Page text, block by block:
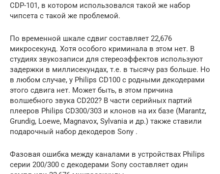
CDP-101, в котором использовался такой же набор
чипсета с такой же проблемой.
По временной шкале сдвиг составляет 22,676
микросекунд. Хотя особого криминала в этом нет. В
студиях звукозаписи для стереоэффектов используют
задержки в миллисекундах, т.е. в тысячу раз больше. Но
в любом случае, у Philips CD100 с родными декодерами
этого сдвига нет. Может быть, в этом причина
волшебного звука CD202? В части серийных партий
плееров Philips CD300/303 и клонов на их базе (Marantz,
Grundig, Loewe, Magnavox, Sylvania и др.) также ставили
подарочный набор декодеров Sony .
Фазовая ошибка между каналами в устройствах Philips
серии 200/300 с декодерами Sony составляет один